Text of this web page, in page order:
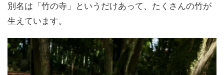
別名は「竹の寺」というだけあって、たくさんの竹が
生えています。